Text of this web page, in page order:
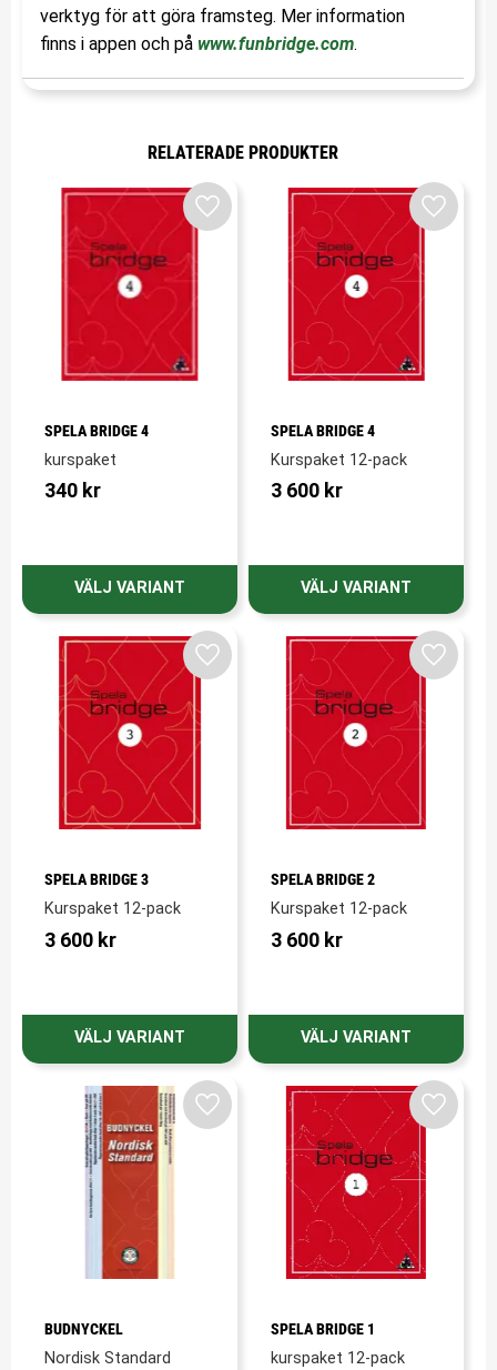
verktyg för att göra framsteg. Mer information
finns i appen och på www.funbridge.com.
RELATERADE PRODUKTER
SPELA BRIDGE 4
kurspaket
340 kr
Lägg till i favoriter
SPELA BRIDGE 4
Kurspaket 12-pack
3 600 kr
Lägg
SPELA BRIDGE 3
Kurspaket 12-pack
3 600 kr
Lägg till i favoriter
SPELA BRIDGE 2
Kurspaket 12-pack
3 600 kr
Lägg
BUDNYCKEL
Nordisk Standard
Lägg till i favoriter
SPELA BRIDGE 1
kurspaket 12-pack
Lägg